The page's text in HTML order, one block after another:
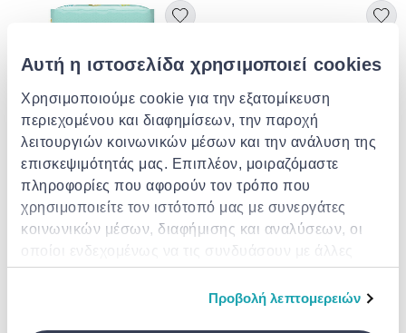
Αυτή η ιστοσελίδα χρησιμοποιεί cookies
Χρησιμοποιούμε cookie για την εξατομίκευση
περιεχομένου και διαφημίσεων, την παροχή
λειτουργιών κοινωνικών μέσων και την ανάλυση της
επισκεψιμότητάς μας. Επιπλέον, μοιραζόμαστε
πληροφορίες που αφορούν τον τρόπο που
χρησιμοποιείτε τον ιστότοπό μας με συνεργάτες
κοινωνικών μέσων, διαφήμισης και αναλύσεων, οι
οποίοι ενδεχομένως να τις συνδυάσουν με άλλες
πληροφορίες που τους έχετε παραχωρήσει ή τις
οποίες έχουν συλλέξει σε σχέση με την από μέρους
Προβολή λεπτομερειών
PAMPERS
Pampers | premium care πάνες |
νο.3 (6-10kg) | 60τμχ.
PAMPERS
Pampers | premium care pants
no 4 (9-15kg) | 38τμχ.